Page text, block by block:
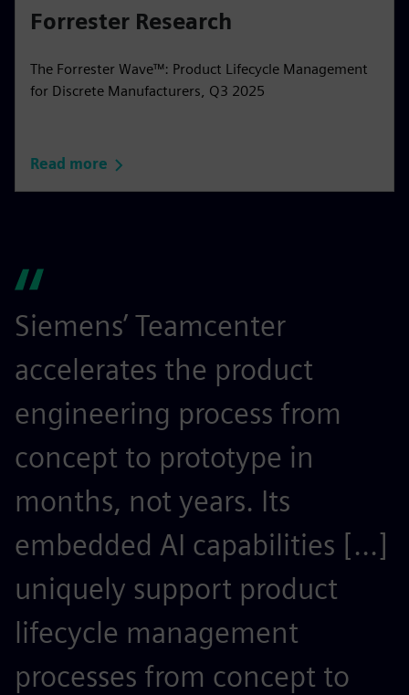
Forrester Research
The Forrester Wave™: Product Lifecycle Management
for Discrete Manufacturers, Q3 2025
Read more
Siemens’ Teamcenter
accelerates the product
engineering process from
concept to prototype in
months, not years. Its
embedded AI capabilities [...]
uniquely support product
lifecycle management
processes from concept to